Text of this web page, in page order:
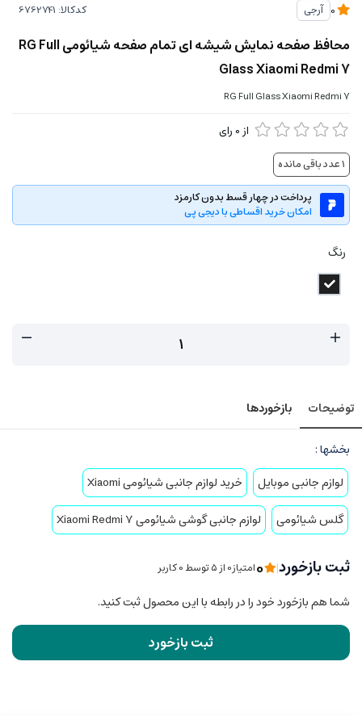
آرجی کدکالا:
محافظ صفحه نمایش شیشه ای تمام صفحه شیائومی RG Full
Glass Xiaomi Redmi 7
RG Full Glass Xiaomi Redmi 7
از0 رای
1عدد باقی مانده
پرداخت در چهار قسط بدون کارمزد
امکان خرید اقساطی با دیجی پی
رنگ
توضیحات بازخوردها
بخشها :
لوازم جانبی موبایل
خرید لوازم جانبی شیائومی Xiaomi
گلس شیائومی
لوازم جانبی گوشی شیائومی Xiaomi Redmi 7
ثبت بازخورد|
0امتیاز0 از ۵ توسط 0 کاربر
شما هم بازخورد خود را در رابطه با این محصول ثبت کنید.
ثبت بازخورد